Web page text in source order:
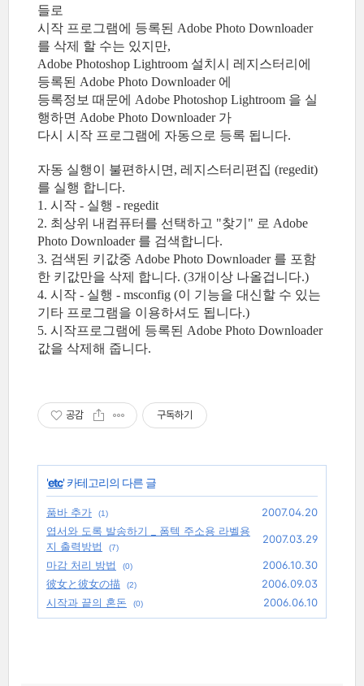
들로
시작 프로그램에 등록된 Adobe Photo Downloader
를 삭제 할 수는 있지만,
Adobe Photoshop Lightroom 설치시 레지스터리에
등록된 Adobe Photo Downloader 에
등록정보 때문에 Adobe Photoshop Lightroom 을 실
행하면 Adobe Photo Downloader 가
다시 시작 프로그램에 자동으로 등록 됩니다.
자동 실행이 불편하시면, 레지스터리편집 (regedit)
를 실행 합니다.
1. 시작 - 실행 - regedit
2. 최상위 내컴퓨터를 선택하고 "찾기" 로 Adobe
Photo Downloader 를 검색합니다.
3. 검색된 키값중 Adobe Photo Downloader 를 포함
한 키값만을 삭제 합니다. (3개이상 나올겁니다.)
4. 시작 - 실행 - msconfig (이 기능을 대신할 수 있는
기타 프로그램을 이용하셔도 됩니다.)
5. 시작프로그램에 등록된 Adobe Photo Downloader
값을 삭제해 줍니다.
공감 구독하기
'etc' 카테고리의 다른 글
품바 추가 (1)
2007.04.20
엽서와 도록 발송하기 _ 폼텍 주소용 라벨용
지 출력방법
(7)
2007.03.29
마감 처리 방법
(0)
2006.10.30
彼女と彼女の描
(2)
2006.09.03
시작과 끝의 혼돈
(0) 2006.06.10